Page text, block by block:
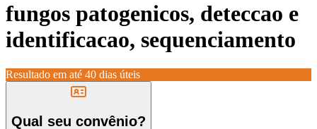
fungos patogenicos, deteccao e
identificacao, sequenciamento
Resultado em até 40 dias úteis
Qual seu convênio?